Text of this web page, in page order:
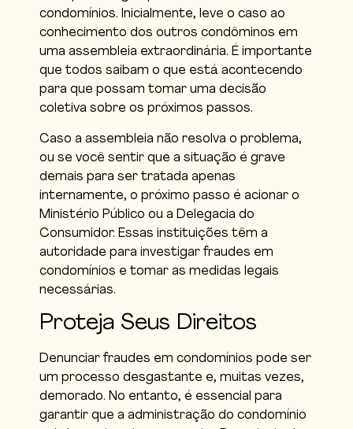
condomínios. Inicialmente, leve o caso ao
conhecimento dos outros condôminos em
uma assembleia extraordinária. É importante
que todos saibam o que está acontecendo
para que possam tomar uma decisão
coletiva sobre os próximos passos.
Caso a assembleia não resolva o problema,
ou se você sentir que a situação é grave
demais para ser tratada apenas
internamente, o próximo passo é acionar o
Ministério Público ou a Delegacia do
Consumidor. Essas instituições têm a
autoridade para investigar fraudes em
condomínios e tomar as medidas legais
necessárias.
Proteja Seus Direitos
Denunciar fraudes em condomínios pode ser
um processo desgastante e, muitas vezes,
demorado. No entanto, é essencial para
garantir que a administração do condomínio